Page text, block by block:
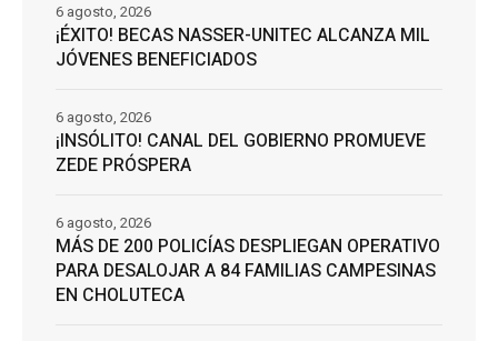
¡ÉXITO! BECAS NASSER-UNITEC ALCANZA MIL
JÓVENES BENEFICIADOS
6 agosto, 2026
¡INSÓLITO! CANAL DEL GOBIERNO PROMUEVE
ZEDE PRÓSPERA
6 agosto, 2026
MÁS DE 200 POLICÍAS DESPLIEGAN OPERATIVO
PARA DESALOJAR A 84 FAMILIAS CAMPESINAS
EN CHOLUTECA
6 agosto, 2026